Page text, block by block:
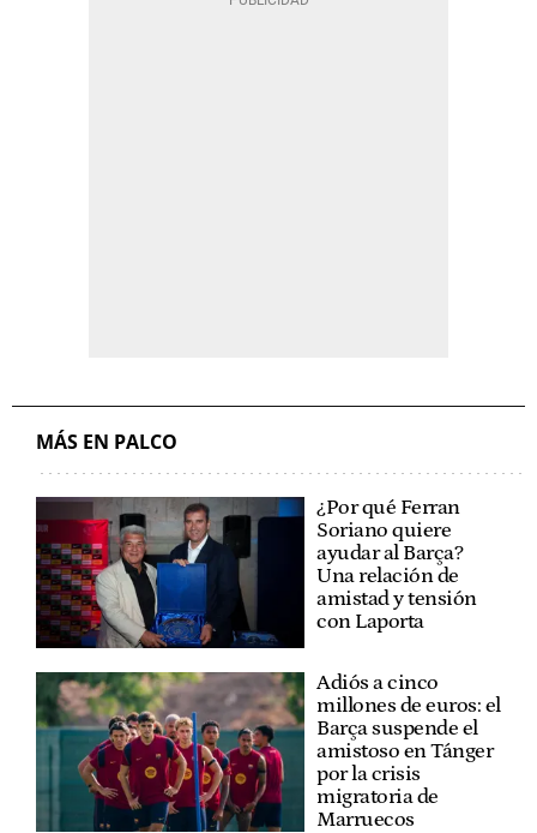
MÁS EN PALCO
¿Por qué Ferran
Soriano quiere
ayudar al Barça?
Una relación de
amistad y tensión
con Laporta
Adiós a cinco
millones de euros: el
Barça suspende el
amistoso en Tánger
por la crisis
migratoria de
Marruecos